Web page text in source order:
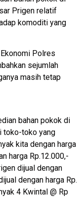
Prigen relatif
komoditi yang
Polres
sejumlah
masih tetap
bahan pokok di
toko-toko yang
kita dengan harga
harga Rp.12.000,-
dijual dengan
dengan harga Rp.
4 Kwintal @ Rp